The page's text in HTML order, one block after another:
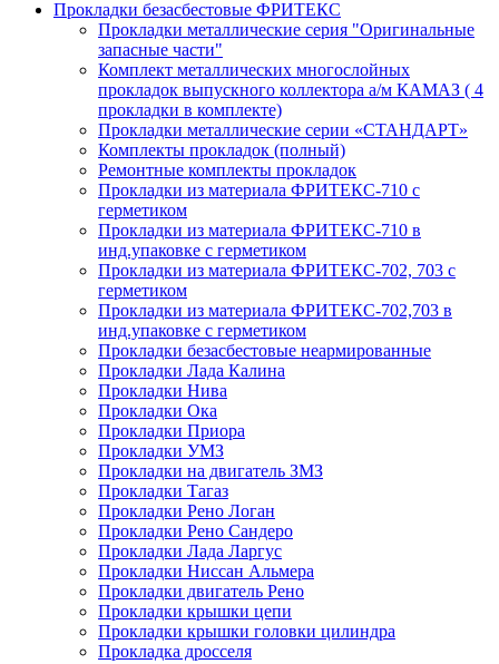
Прокладки безасбестовые ФРИТЕКС
Прокладки металлические серия "Оригинальные
запасные части"
Комплект металлических многослойных
прокладок выпускного коллектора а/м КАМАЗ ( 4
прокладки в комплекте)
Прокладки металлические серии «СТАНДАРТ»
Комплекты прокладок (полный)
Ремонтные комплекты прокладок
Прокладки из материала ФРИТЕКС-710 с
герметиком
Прокладки из материала ФРИТЕКС-710 в
инд.упаковке с герметиком
Прокладки из материала ФРИТЕКС-702, 703 с
герметиком
Прокладки из материала ФРИТЕКС-702,703 в
инд.упаковке с герметиком
Прокладки безасбестовые неармированные
Прокладки Лада Калина
Прокладки Нива
Прокладки Ока
Прокладки Приора
Прокладки УМЗ
Прокладки на двигатель ЗМЗ
Прокладки Тагаз
Прокладки Рено Логан
Прокладки Рено Сандеро
Прокладки Лада Ларгус
Прокладки Ниссан Альмера
Прокладки двигатель Рено
Прокладки крышки цепи
Прокладки крышки головки цилиндра
Прокладка дросселя